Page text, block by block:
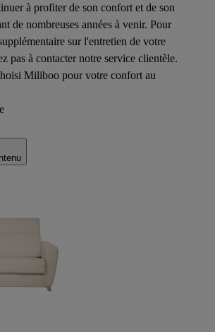
à profiter de son confort et de son
de nombreuses années à venir. Pour
sur l'entretien de votre
pas à contacter notre service clientèle.
Miliboo pour votre confort au